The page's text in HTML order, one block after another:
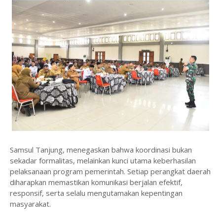
Samsul Tanjung, menegaskan bahwa koordinasi bukan
sekadar formalitas, melainkan kunci utama keberhasilan
pelaksanaan program pemerintah. Setiap perangkat daerah
diharapkan memastikan komunikasi berjalan efektif,
responsif, serta selalu mengutamakan kepentingan
masyarakat.